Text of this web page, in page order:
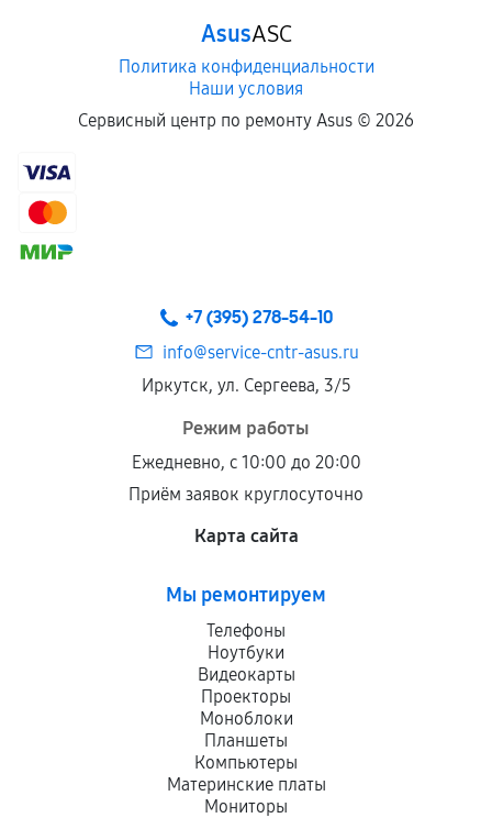
AsusASC
Политика конфиденциальности
Наши условия
Сервисный центр по ремонту Asus © 2026
+7 (395) 278-54-10
info@service-cntr-asus.ru
Иркутск, ул. Сергеева, 3/5
Режим работы
Ежедневно, с 10:00 до 20:00
Приём заявок круглосуточно
Карта сайта
Мы ремонтируем
Телефоны
Ноутбуки
Видеокарты
Проекторы
Моноблоки
Планшеты
Компьютеры
Материнские платы
Мониторы